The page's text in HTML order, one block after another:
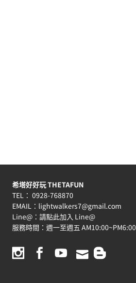
希塔好好玩 THETAFUN
TEL： 0928-768870
EMAIL： lightwalkers7@gmail.com
Line@： 請點此加入 Line@
服務時間：週一至週五 AM10:00~PM6:00